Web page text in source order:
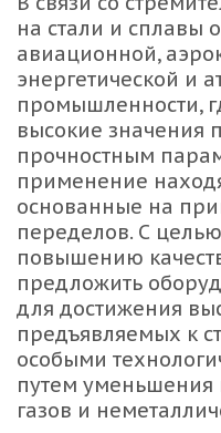
на стали и сплавы
авиационной,
энергетической и
промышленности,
высокие значения
прочностным
применение
основанные на
переделов. С
повышению
предложить
для достижения
предъявляемых к
особыми
путем
газов и